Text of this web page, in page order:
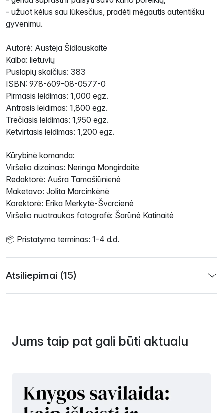
- užuot kėlus sau lūkesčius, pradėti mėgautis autentišku
gyvenimu.
Autorė: Austėja Šidlauskaitė
Kalba: lietuvių
Puslapių skaičius: 383
ISBN: 978-609-08-0577-0
Pirmasis leidimas: 1,000 egz.
Antrasis leidimas: 1,800 egz.
Trečiasis leidimas: 1,950 egz.
Ketvirtasis leidimas: 1,200 egz.
Kūrybinė komanda:
Viršelio dizainas: Neringa Mongirdaitė
Redaktorė: Aušra Tamošiūnienė
Maketavo: Jolita Marcinkėnė
Korektorė: Erika Merkytė-Švarcienė
Viršelio nuotraukos fotografė: Šarūnė Katinaitė
📦 Pristatymo terminas: 1-4 d.d.
Atsiliepimai (15)
Jums taip pat gali būti aktualu